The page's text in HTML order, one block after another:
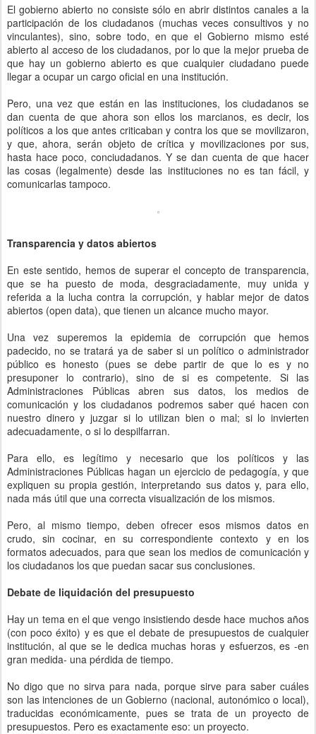
El gobierno abierto no consiste sólo en abrir distintos canales a la
participación de los ciudadanos (muchas veces consultivos y no
vinculantes), sino, sobre todo, en que el Gobierno mismo esté
abierto al acceso de los ciudadanos, por lo que la mejor prueba de
que hay un gobierno abierto es que cualquier ciudadano puede
llegar a ocupar un cargo oficial en una institución.
Pero, una vez que están en las instituciones, los ciudadanos se
dan cuenta de que ahora son ellos los marcianos, es decir, los
políticos a los que antes criticaban y contra los que se movilizaron,
y que, ahora, serán objeto de crítica y movilizaciones por sus,
hasta hace poco, conciudadanos. Y se dan cuenta de que hacer
las cosas (legalmente) desde las instituciones no es tan fácil, y
comunicarlas tampoco.
Transparencia y datos abiertos
En este sentido, hemos de superar el concepto de transparencia,
que se ha puesto de moda, desgraciadamente, muy unida y
referida a la lucha contra la corrupción, y hablar mejor de datos
abiertos (open data), que tienen un alcance mucho mayor.
Una vez superemos la epidemia de corrupción que hemos
padecido, no se tratará ya de saber si un político o administrador
público es honesto (pues se debe partir de que lo es y no
presuponer lo contrario), sino de si es competente. Si las
Administraciones Públicas abren sus datos, los medios de
comunicación y los ciudadanos podremos saber qué hacen con
nuestro dinero y juzgar si lo utilizan bien o mal; si lo invierten
adecuadamente, o si lo despilfarran.
Para ello, es legítimo y necesario que los políticos y las
Administraciones Públicas hagan un ejercicio de pedagogía, y que
expliquen su propia gestión, interpretando sus datos y, para ello,
nada más útil que una correcta visualización de los mismos.
Pero, al mismo tiempo, deben ofrecer esos mismos datos en
crudo, sin cocinar, en su correspondiente contexto y en los
formatos adecuados, para que sean los medios de comunicación y
los ciudadanos los que puedan sacar sus conclusiones.
Debate de liquidación del presupuesto
Hay un tema en el que vengo insistiendo desde hace muchos años
(con poco éxito) y es que el debate de presupuestos de cualquier
institución, al que se le dedica muchas horas y esfuerzos, es -en
gran medida- una pérdida de tiempo.
No digo que no sirva para nada, porque sirve para saber cuáles
son las intenciones de un Gobierno (nacional, autonómico o local),
traducidas económicamente, pues se trata de un proyecto de
presupuestos. Pero es exactamente eso: un proyecto.